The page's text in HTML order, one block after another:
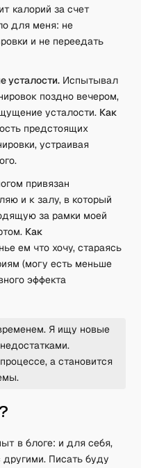
калорий за счет
для меня: не
и не переедать
усталости. Испытывал
поздно вечером,
усталости. Как
предстоящих
устраивая
привязан
и к залу, в который
за рамки моей
Как
ем что хочу, стараясь
(могу есть меньше
эффекта
Я ищу новые
а становится
в блоге: и для себя,
Писать буду